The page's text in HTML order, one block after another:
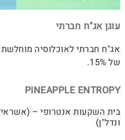
עוגן אג"ח חברתי
אג"ח חברתי לאוכלוסיה מוחלשת
של 15%.
PINEAPPLE ENTROPY
ונדל"ן)